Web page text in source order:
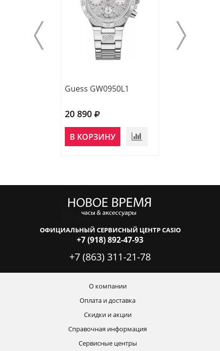
Guess GW0950L1
20 890
В КОРЗИНУ
ОФИЦИАЛЬНЫЙ СЕРВИСНЫЙ ЦЕНТР CASIO
+7 (918) 892-47-93
+7 (863) 311-21-78
О компании
Оплата и доставка
Скидки и акции
Справочная информация
Сервисные центры